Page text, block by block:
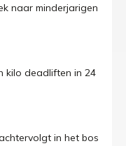
naar minderjarigen
kilo deadliften in 24
in het bos